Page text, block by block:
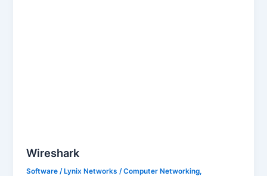
Wireshark
Software /Lynix Networks/Computer Networking,